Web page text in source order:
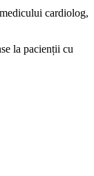
cardiolog,
la pacienții cu